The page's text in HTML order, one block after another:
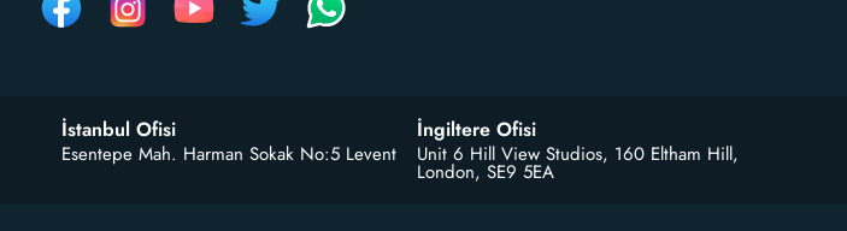
İstanbul Ofisi
Esentepe Mah. Harman Sokak No:5 Levent
İngiltere Ofisi
Unit 6 Hill View Studios, 160 Eltham Hill,
London, SE9 5EA